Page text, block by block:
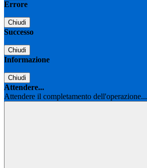
Errore
Chiudi
Successo
Chiudi
Informazione
Chiudi
Attendere...
Attendere il completamento dell'operazione...